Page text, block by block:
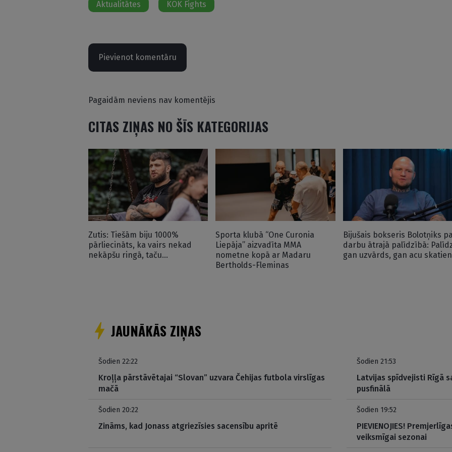
Aktualitātes KOK Fights
Pievienot komentāru
Pagaidām neviens nav komentējis
CITAS ZIŅAS NO ŠĪS KATEGORIJAS
Zutis: Tiešām biju 1000%
pārliecināts, ka vairs nekad
nekāpšu ringā, taču…
Sporta klubā “One Curonia
Liepāja” aizvadīta MMA
nometne kopā ar Madaru
Bertholds-Fleminas
Bijušais bokseris Bolotņiks
darbu ātrajā palīdzībā:
gan uzvārds, gan acu
JAUNĀKĀS ZIŅAS
Šodien 22:22
Kroļļa pārstāvētajai “Slovan” uzvara Čehijas futbola virslīgas
mačā
Šodien 21:53
Latvijas spīdvejisti Rīgā
pusfinālā
Šodien 20:22
Zināms, kad Jonass atgriezīsies sacensību apritē
Šodien 19:52
PIEVIENOJIES!
veiksmīgai sezonai